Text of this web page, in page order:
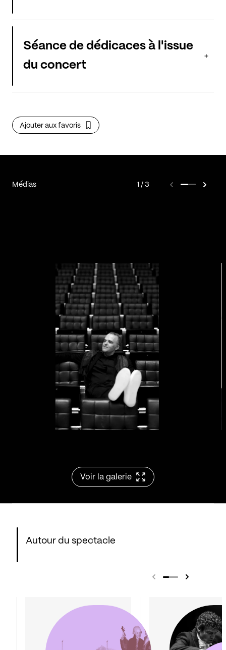
Séance de dédicaces à l'issue
du concert
Ajouter aux favoris
Médias 1 3
Voir la galerie
Autour du spectacle